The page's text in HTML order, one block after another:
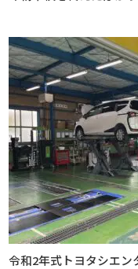
令和2年式トヨタシエン